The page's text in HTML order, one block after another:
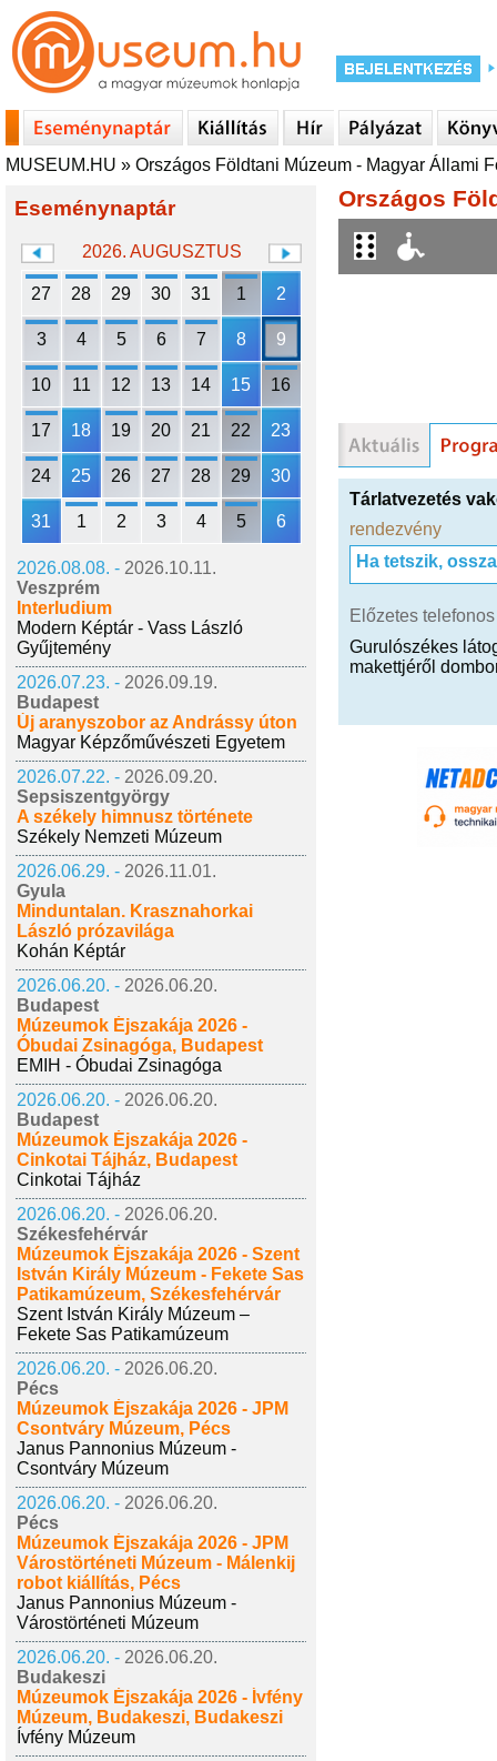
MUSEUM.HU » Országos Földtani Múzeum - Magyar Állami
Eseménynaptár
2026. AUGUSZTUS
27 28 29 30 31 1 2
3 4 5 6 7 8 9
10 11 12 13 14 15 16
17 18 19 20 21 22 23
24 25 26 27 28 29 30
31 1 2 3 4 5 6
2026.08.08. - 2026.10.11.
Veszprém
Interludium
Modern Képtár - Vass László
Gyűjtemény
2026.07.23. - 2026.09.19.
Budapest
Új aranyszobor az Andrássy úton
Magyar Képzőművészeti Egyetem
2026.07.22. - 2026.09.20.
Sepsiszentgyörgy
A székely himnusz története
Székely Nemzeti Múzeum
2026.06.29. - 2026.11.01.
Gyula
Minduntalan. Krasznahorkai
László prózavilága
Kohán Képtár
2026.06.20. - 2026.06.20.
Budapest
Múzeumok Éjszakája 2026 -
Óbudai Zsinagóga, Budapest
EMIH - Óbudai Zsinagóga
2026.06.20. - 2026.06.20.
Budapest
Múzeumok Éjszakája 2026 -
Cinkotai Tájház, Budapest
Cinkotai Tájház
2026.06.20. - 2026.06.20.
Székesfehérvár
Múzeumok Éjszakája 2026 - Szent
István Király Múzeum - Fekete Sas
Patikamúzeum, Székesfehérvár
Szent István Király Múzeum –
Fekete Sas Patikamúzeum
2026.06.20. - 2026.06.20.
Pécs
Múzeumok Éjszakája 2026 - JPM
Csontváry Múzeum, Pécs
Janus Pannonius Múzeum -
Csontváry Múzeum
2026.06.20. - 2026.06.20.
Pécs
Múzeumok Éjszakája 2026 - JPM
Várostörténeti Múzeum - Málenkij
robot kiállítás, Pécs
Janus Pannonius Múzeum -
Várostörténeti Múzeum
2026.06.20. - 2026.06.20.
Budakeszi
Múzeumok Éjszakája 2026 - Ívfény
Múzeum, Budakeszi, Budakeszi
Ívfény Múzeum
Országos
Tárlatvezetés
rendezvény
Ha tetszik,
Előzetes
Gurulószékes
makettjéről